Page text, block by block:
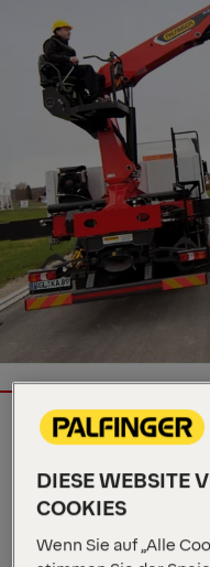
Wichtige
Max. Hubkraft
DIESE WEBSITE
COOKIES
Wenn Sie auf „Alle